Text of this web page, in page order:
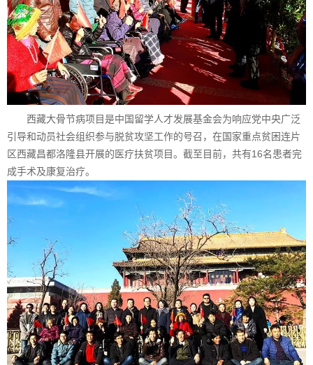
西藏大骨节病项目是中国留学人才发展基金会为响应党中央广泛
引导和动员社会组织参与脱贫攻坚工作的号召，在国家重点贫困连片
区西藏昌都洛隆县开展的医疗扶贫项目。截至目前，共有16名患者完
成手术及康复治疗。